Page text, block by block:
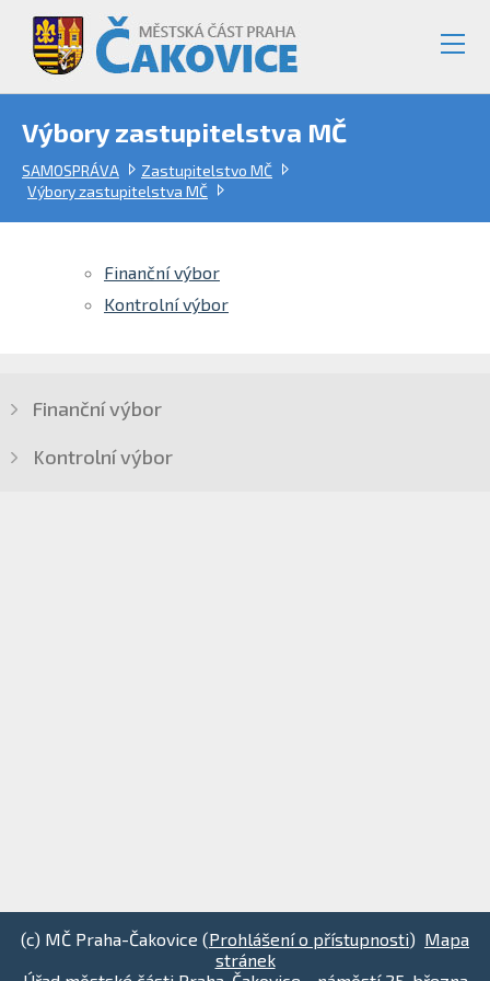
Výbory zastupitelstva MČ
SAMOSPRÁVA
Zastupitelstvo MČ
Výbory zastupitelstva MČ
Finanční výbor
Kontrolní výbor
Finanční výbor
Kontrolní výbor
(c) MČ Praha-Čakovice (Prohlášení o přístupnosti) Mapa
stránek